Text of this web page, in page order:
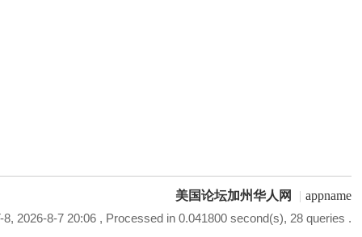
美国论坛加州华人网 | appname
8, 2026-8-7 20:06, Processed in 0.041800 second(s), 28 queries .